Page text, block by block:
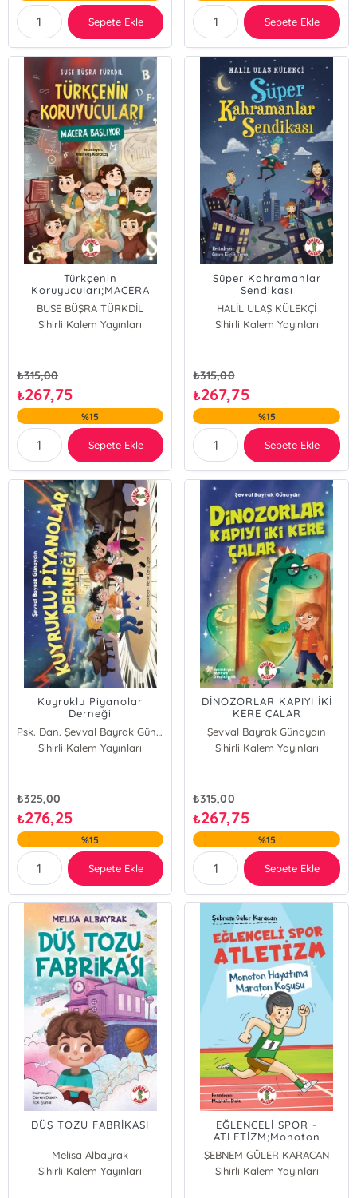
Sepete Ekle Sepete Ekle
Türkçenin
Koruyucuları;MACERA
BAŞLIYOR
BUSE BÜŞRA TÜRKDİL
Sihirli Kalem Yayınları
₺315,00
₺267,75
%15
Sepete Ekle
Süper Kahramanlar
Sendikası
HALİL ULAŞ KÜLEKÇİ
Sihirli Kalem Yayınları
₺315,00
₺267,75
%15
Sepete Ekle
Kuyruklu Piyanolar
Derneği
Psk. Dan. Şevval Bayrak Günaydın
Sihirli Kalem Yayınları
₺325,00
₺276,25
%15
Sepete Ekle
DİNOZORLAR KAPIYI İKİ
KERE ÇALAR
Şevval Bayrak Günaydın
Sihirli Kalem Yayınları
₺315,00
₺267,75
%15
Sepete Ekle
DÜŞ TOZU FABRİKASI
Melisa Albayrak
Sihirli Kalem Yayınları
EĞLENCELİ SPOR -
ATLETİZM;Monoton
Hayatıma Maraton
Koşusu
ŞEBNEM GÜLER KARACAN
Sihirli Kalem Yayınları